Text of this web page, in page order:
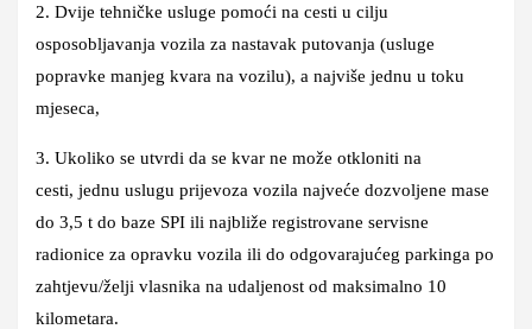
2. Dvije tehničke usluge pomoći na cesti u cilju
osposobljavanja vozila za nastavak putovanja (usluge
popravke manjeg kvara na vozilu), a najviše jednu u toku
mjeseca,
3. Ukoliko se utvrdi da se kvar ne može otkloniti na
cesti, jednu uslugu prijevoza vozila najveće dozvoljene mase
do 3,5 t do baze SPI ili najbliže registrovane servisne
radionice za opravku vozila ili do odgovarajućeg parkinga po
zahtjevu/želji vlasnika na udaljenost od maksimalno 10
kilometara.